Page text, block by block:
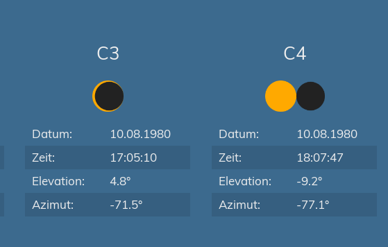
C3
Datum:
10.08.1980
Zeit:
17:05:10
Elevation:
4.8°
Azimut:
-71.5°
C4
Datum:
10.08.1980
Zeit:
18:07:47
Elevation:
-9.2°
Azimut:
-77.1°